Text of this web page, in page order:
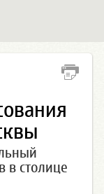
в столице